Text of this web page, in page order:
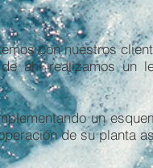
con nuestros
ahí realizamos un
un
de su planta